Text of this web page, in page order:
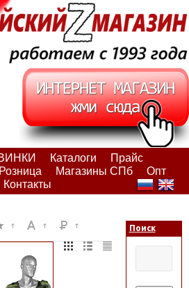
Каталоги
Прайс
Розница Магазины СПб
Опт
Контакты
Поиск